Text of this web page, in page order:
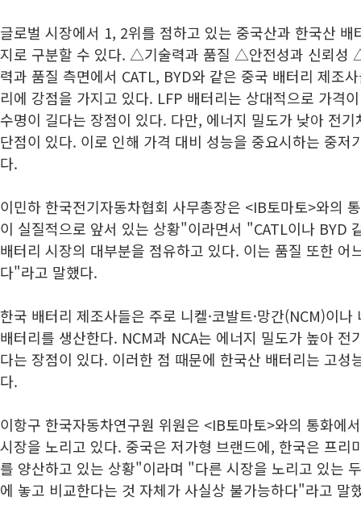
글로벌 시장에서 1, 2위를 점하고 있는 중국산과 한국산
지로 구분할 수 있다. △기술력과 품질 △안전성과 신뢰성
력과 품질 측면에서 CATL, BYD와 같은 중국 배터리 제조
리에 강점을 가지고 있다. LFP 배터리는 상대적으로 가격
수명이 길다는 장점이 있다. 다만, 에너지 밀도가 낮아 전
단점이 있다. 이로 인해 가격 대비 성능을 중요시하는 중저
다.
이민하 한국전기자동차협회 사무총장은 <IB토마토>와의
이 실질적으로 앞서 있는 상황"이라면서 "CATL이나 BYD
배터리 시장의 대부분을 점유하고 있다. 이는 품질 또한 어
다"라고 말했다.
한국 배터리 제조사들은 주로 니켈·코발트·망간(NCM)이나
배터리를 생산한다. NCM과 NCA는 에너지 밀도가 높아 전
다는 장점이 있다. 이러한 점 때문에 한국산 배터리는 고성
다.
이항구 한국자동차연구원 위원은 <IB토마토>와의 통화에
시장을 노리고 있다. 중국은 저가형 브랜드에, 한국은 프리
를 양산하고 있는 상황"이라며 "다른 시장을 노리고 있는
에 놓고 비교한다는 것 자체가 사실상 불가능하다"라고 말